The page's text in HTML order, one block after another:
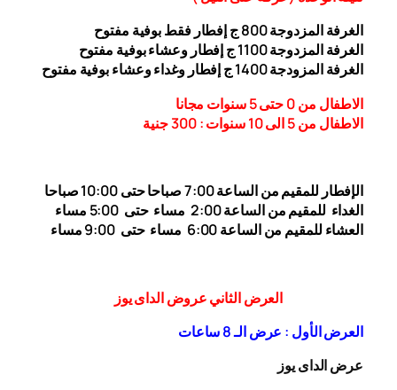
الغرفة المزدوجة
800
ج إفطار فقط بوفية مفتوح
الغرفة المزدوجة 1
100 ج إفطار وعشاء بوفية مفتوح
الغرفة المزودجة 1
400 ج إفطار وغداء وعشاء بوفية مفتوح
الاطفال من 0 حتى 5 سنوات مجانا
الاطفال من 5 الى 10 سنوات : 300
جنية
الإفطار للمقيم من الساعة 7:00 صباحا حتى 10:00
صباحا
الغداء للمقيم من الساعة 2:00 مساء حتى
5:00 مساء
العشاء للمقيم من الساعة 6:00 مساء حتى 9:00 مساء
العرض الثاني عروض الداى يوز
العرض الأول : عرض الـ 8 ساعات
عرض الداى يوز